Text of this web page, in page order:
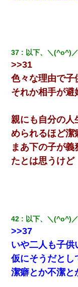
37 以下、＼(^o^)
>>31
色々な理由で子
それか相手が避
親にも自分の人
められるほど潔
まあ下の子が
たとは思うけど
42 以下、＼(^o^)
>>37
いや二人も子供
仮にそうだとし
潔癖とか不潔と